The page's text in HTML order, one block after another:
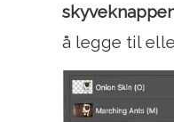
å legge til